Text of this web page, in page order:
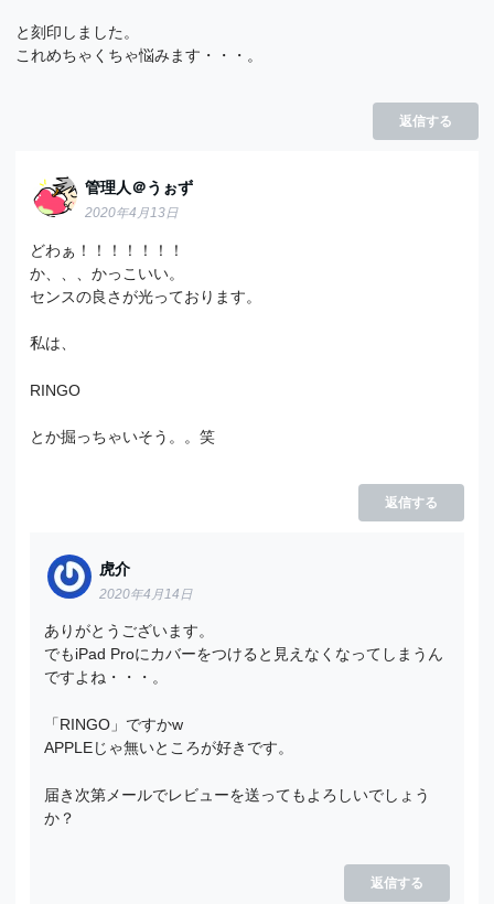
と刻印しました。
これめちゃくちゃ悩みます・・・。
返信する
管理人＠うぉず
2020年4月13日
どわぁ！！！！！！！
か、、、かっこいい。
センスの良さが光っております。
私は、
RINGO
とか掘っちゃいそう。。笑
返信する
虎介
2020年4月14日
ありがとうございます。
でもiPad Proにカバーをつけると見えなくなってしまうん
ですよね・・・。
「RINGO」ですかw
APPLEじゃ無いところが好きです。
届き次第メールでレビューを送ってもよろしいでしょう
か？
返信する